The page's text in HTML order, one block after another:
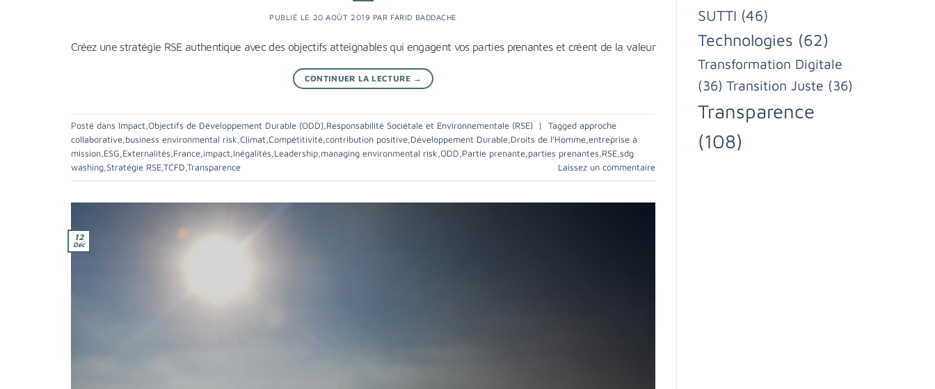
PUBLIÉ LE 20 AOÛT 2019 PAR FARID BADDACHE
Créez une stratégie RSE authentique avec des objectifs atteignables qui engagent vos parties prenantes et créent de la valeur
CONTINUER LA LECTURE →
Posté dans Impact,Objectifs de Développement Durable (ODD),Responsabilité Sociétale et Environnementale (RSE) | Tagged approche
collaborative,business environmental risk,Climat,Compétitivité,contribution positive,Développement Durable,Droits de l’Homme,entreprise à
mission,ESG,Externalités,France,impact,Inégalités,Leadership,managing environmental risk,ODD,Partie prenante,parties prenantes,RSE,sdg
washing,Stratégie RSE,TCFD,Transparence Laissez un commentaire
12
Déc
SUTTI (46)
Technologies (62)
Transformation Digitale
(36) Transition Juste (36)
Transparence
(108)